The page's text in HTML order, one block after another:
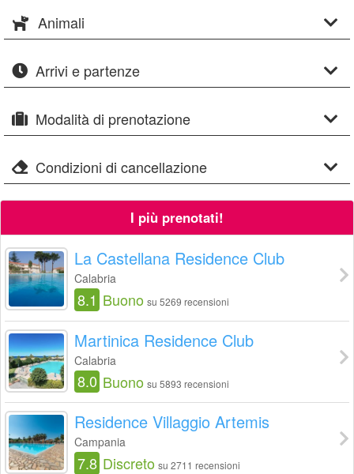
Animali
Arrivi e partenze
Modalità di prenotazione
Condizioni di cancellazione
I più prenotati!
La Castellana Residence Club
Calabria
8.1 Buono su 5269 recensioni
Martinica Residence Club
Calabria
8.0 Buono su 5893 recensioni
Residence Villaggio Artemis
Campania
7.8 Discreto su 2711 recensioni